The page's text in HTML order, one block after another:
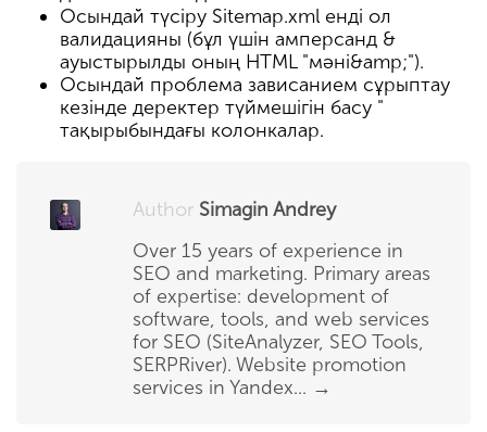
Осындай түсіру Sitemap.xml енді ол
валидацияны (бұл үшін амперсанд &
ауыстырылды оның HTML "мәні&amp;").
Осындай проблема зависанием сұрыптау
кезінде деректер түймешігін басу "
тақырыбындағы колонкалар.
Author Simagin Andrey
Over 15 years of experience in
SEO and marketing. Primary areas
of expertise: development of
software, tools, and web services
for SEO (SiteAnalyzer, SEO Tools,
SERPRiver). Website promotion
services in Yandex... →